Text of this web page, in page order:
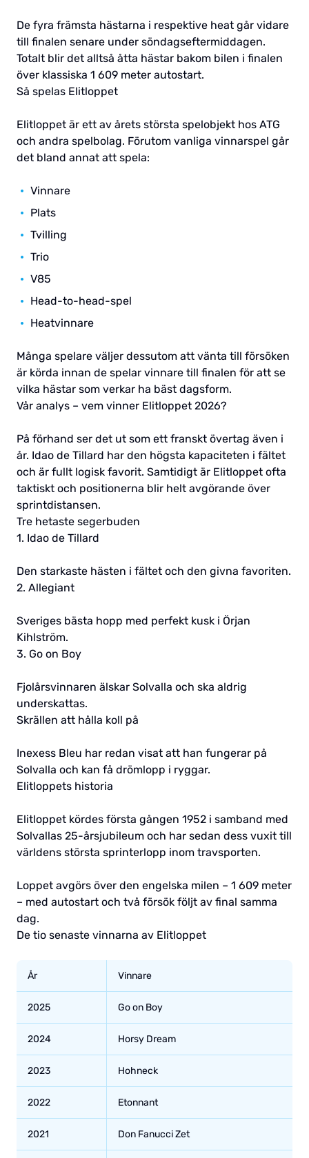
De fyra främsta hästarna i respektive heat går vidare
till finalen senare under söndagseftermiddagen.
Totalt blir det alltså åtta hästar bakom bilen i finalen
över klassiska 1 609 meter autostart.
Så spelas Elitloppet
Elitloppet är ett av årets största spelobjekt hos ATG
och andra spelbolag. Förutom vanliga vinnarspel går
det bland annat att spela:
Vinnare
Plats
Tvilling
Trio
V85
Head-to-head-spel
Heatvinnare
Många spelare väljer dessutom att vänta till försöken
är körda innan de spelar vinnare till finalen för att se
vilka hästar som verkar ha bäst dagsform.
Vår analys – vem vinner Elitloppet 2026?
På förhand ser det ut som ett franskt övertag även i
år. Idao de Tillard har den högsta kapaciteten i fältet
och är fullt logisk favorit. Samtidigt är Elitloppet ofta
taktiskt och positionerna blir helt avgörande över
sprintdistansen.
Tre hetaste segerbuden
1. Idao de Tillard
Den starkaste hästen i fältet och den givna favoriten.
2. Allegiant
Sveriges bästa hopp med perfekt kusk i Örjan
Kihlström.
3. Go on Boy
Fjolårsvinnaren älskar Solvalla och ska aldrig
underskattas.
Skrällen att hålla koll på
Inexess Bleu har redan visat att han fungerar på
Solvalla och kan få drömlopp i ryggar.
Elitloppets historia
Elitloppet kördes första gången 1952 i samband med
Solvallas 25-årsjubileum och har sedan dess vuxit till
världens största sprinterlopp inom travsporten.
Loppet avgörs över den engelska milen – 1 609 meter
– med autostart och två försök följt av final samma
dag.
De tio senaste vinnarna av Elitloppet
År Vinnare
2025 Go on Boy
2024 Horsy Dream
2023 Hohneck
2022 Etonnant
2021 Don Fanucci Zet